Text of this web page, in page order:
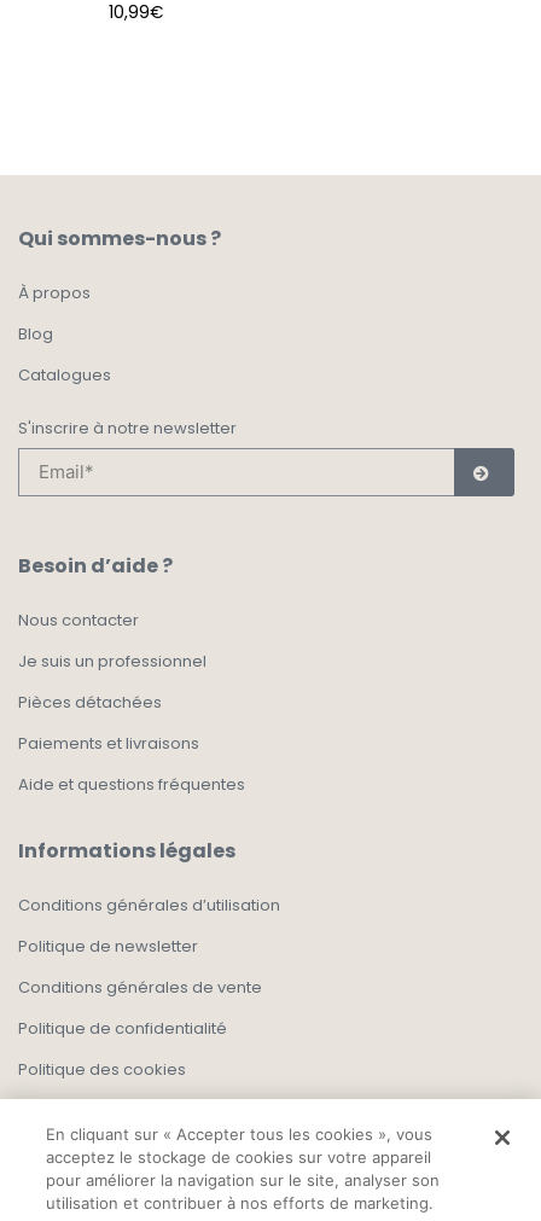
10,99€
Qui sommes-nous ?
À propos
Blog
Catalogues
S'inscrire à notre newsletter
Besoin d’aide ?
Nous contacter
Je suis un professionnel
Pièces détachées
Paiements et livraisons
Aide et questions fréquentes
Informations légales
Conditions générales d’utilisation
Politique de newsletter
Conditions générales de vente
Politique de confidentialité
Politique des cookies
En cliquant sur « Accepter tous les cookies », vous
acceptez le stockage de cookies sur votre appareil
pour améliorer la navigation sur le site, analyser son
utilisation et contribuer à nos efforts de marketing.